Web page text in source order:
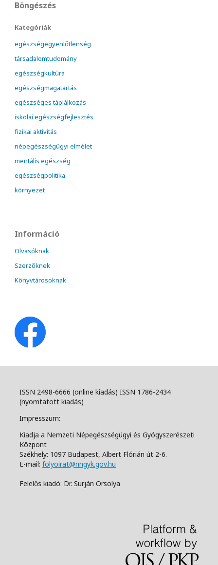
Böngészés
Kategóriák
egészségegyenlőtlenség
társadalomtudomány
egészségkultúra
egészségmagatartás
egészséges táplálkozás
iskolai egészségfejlesztés
fizikai aktivitás
népegészségügyi elmélet
mentális egészség
egészségpolitika
környezet
Információ
Olvasóknak
Szerzőknek
Könyvtárosoknak
ISSN 2498-6666 (online kiadás) ISSN 1786-2434
(nyomtatott kiadás)
Impresszum:
Kiadja a Nemzeti Népegészségügyi és Gyógyszerészeti
Központ
Székhely: 1097 Budapest, Albert Flórián út 2-6.
E-mail: folyoirat@nngyk.gov.hu
Felelős kiadó: Dr. Surján Orsolya